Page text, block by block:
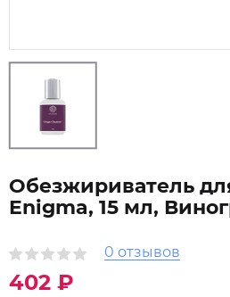
0 отзывов
Обезжириватель
Enigma, 15 мл,
402 ₽